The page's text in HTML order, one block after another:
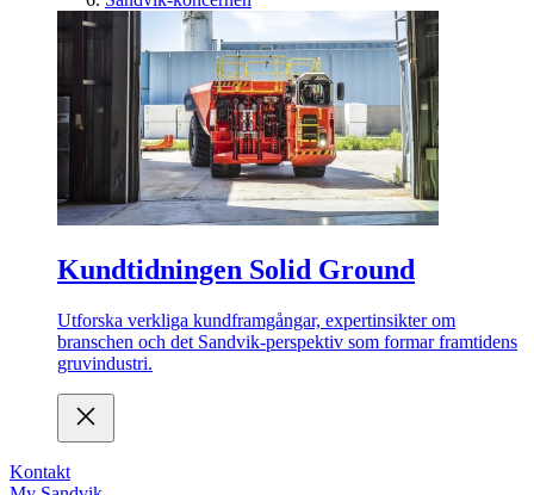
Kundtidningen Solid Ground
Utforska verkliga kundframgångar, expertinsikter om
branschen och det Sandvik-perspektiv som formar framtidens
gruvindustri.
Kontakt